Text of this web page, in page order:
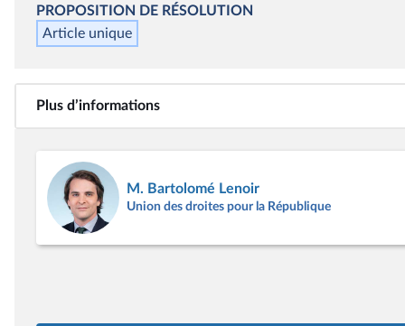
PROPOSITION DE RÉSOLUTION
Article unique
Plus d’informations
M. Bartolomé Lenoir
Union des droites pour la République